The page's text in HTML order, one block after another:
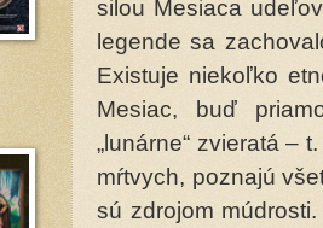
silou Mesiaca
legende sa
Existuje niekoľko
Mesiac, buď
„lunárne“ zvieratá –
mŕtvych, poznajú
sú zdrojom